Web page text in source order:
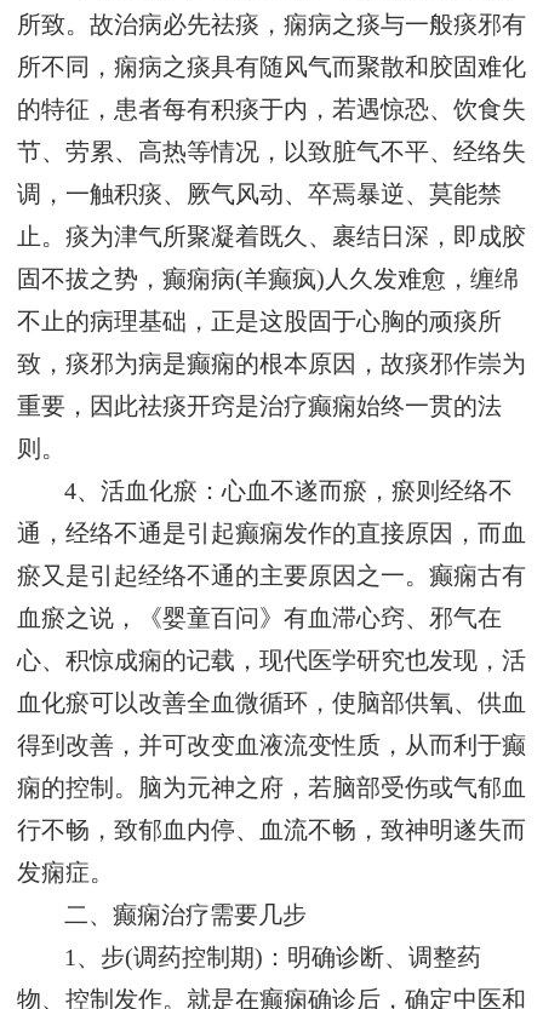
所致。故治病必先祛痰，痫病之痰与一般痰邪有
所不同，痫病之痰具有随风气而聚散和胶固难化
的特征，患者每有积痰于内，若遇惊恐、饮食失
节、劳累、高热等情况，以致脏气不平、经络失
调，一触积痰、厥气风动、卒焉暴逆、莫能禁
止。痰为津气所聚凝着既久、裹结日深，即成胶
固不拔之势，癫痫病(羊癫疯)人久发难愈，缠绵
不止的病理基础，正是这股固于心胸的顽痰所
致，痰邪为病是癫痫的根本原因，故痰邪作崇为
重要，因此祛痰开窍是治疗癫痫始终一贯的法
则。
4、活血化瘀：心血不遂而瘀，瘀则经络不
通，经络不通是引起癫痫发作的直接原因，而血
瘀又是引起经络不通的主要原因之一。癫痫古有
血瘀之说，《婴童百问》有血滞心窍、邪气在
心、积惊成痫的记载，现代医学研究也发现，活
血化瘀可以改善全血微循环，使脑部供氧、供血
得到改善，并可改变血液流变性质，从而利于癫
痫的控制。脑为元神之府，若脑部受伤或气郁血
行不畅，致郁血内停、血流不畅，致神明遂失而
发痫症。
二、癫痫治疗需要几步
1、步(调药控制期)：明确诊断、调整药
物、控制发作。就是在癫痫确诊后，确定中医和